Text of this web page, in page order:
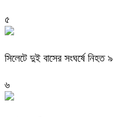
৫
সিলেটে দুই বাসের সংঘর্ষে নিহত ৯
৬